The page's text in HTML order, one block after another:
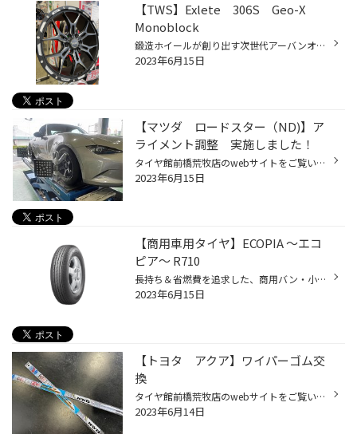
【TWS】Exlete 306S Geo-X
Monoblock
鍛造ホイールが創り出す次世代アーバンオフロードスタイル。 ※画像：20インチ ランクル300用サイズ
2023年6月15日
【マツダ ロードスター（ND)】ア
ライメント調整 実施しました！
タイヤ館前橋荒牧店のwebサイトをご覧いただきまして誠にありがとうございます。 本日は【マツダ ロードスター】のアライメント調整です 車高調を取り付けた後の調整です。 ユーザー様より 「後輪のキャンバーが過度に寝ている=ネガティブキャンバーになっている」との事。 早速、測定してみましょ...
2023年6月15日
【商用車用タイヤ】ECOPIA ～エコ
ピア～ R710
長持ち＆省燃費を追求した、商用バン・小型トラック専用タイヤ ・ロングライフを実現 ・低燃費性能を向上 長距離を使用する商用車にお乗りの方にオススメです！
2023年6月15日
【トヨタ アクア】ワイパーゴム交
換
タイヤ館前橋荒牧店のwebサイトをご覧いただきまして誠にありがとうございます。 今回は「ワイパーゴム交換」のご案内です。 トヨタ アクアにお乗りのお客様が ここ最近続いている、雨天時の運転の際に 「ワイパーの水切れが悪くて、視界が悪い！」という事でご来店。 純正ワイパーブレードは「デザ...
2023年6月14日